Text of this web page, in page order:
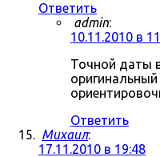
Ответить
admin:
10.11.2010 в
Точной даты
Ответить
Михаил:
17.11.2010 в 19:48